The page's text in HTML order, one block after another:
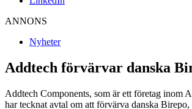
ANNONS
Nyheter
Addtech förvärvar danska
Addtech Components, som är ett företag inom
har tecknat avtal om att förvärva danska Birepo,